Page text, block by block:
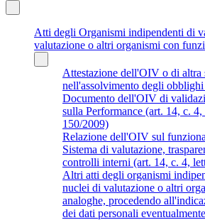
Atti degli Organismi indipendenti di
valutazione o altri organismi con
Attestazione dell'OIV o di altra
nell'assolvimento degli
Documento dell'OIV di
sulla Performance (art. 14, c.
150/2009)
Relazione dell'OIV sul
Sistema di valutazione,
controlli interni (art. 14, c. 4,
Altri atti degli organismi
nuclei di valutazione o altri
analoghe, procedendo
dei dati personali